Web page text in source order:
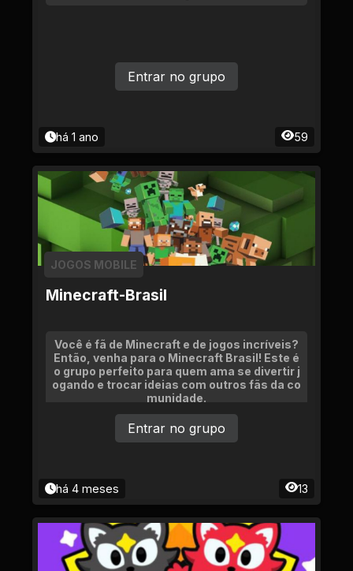
há 1 ano 59
Entrar no grupo
Minecraft-Brasil
JOGOS MOBILE
Você é fã de Minecraft e de jogos incríveis?
Então, venha para o Minecraft Brasil! Este é
o grupo perfeito para quem ama se divertir j
ogando e trocar ideias com outros fãs da co
munidade.
há 4 meses 13
Entrar no grupo